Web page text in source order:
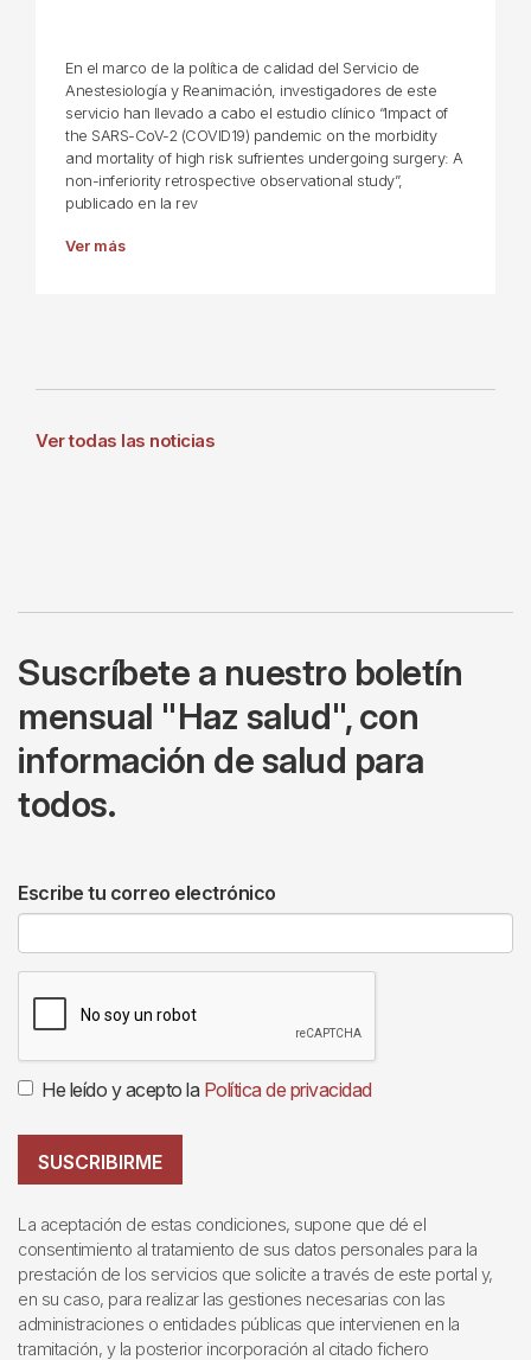
En el marco de la política de calidad del Servicio de
Anestesiología y Reanimación, investigadores de este
servicio han llevado a cabo el estudio clínico “Impact of
the SARS-CoV-2 (COVID19) pandemic on the morbidity
and mortality of high risk sufrientes undergoing surgery: A
non-inferiority retrospective observational study”,
publicado en la rev
Ver más
Ver todas las noticias
Suscríbete a nuestro boletín
mensual "Haz salud", con
información de salud para
todos.
Escribe tu correo electrónico
He leído y acepto la Política de privacidad
SUSCRIBIRME
La aceptación de estas condiciones, supone que dé el
consentimiento al tratamiento de sus datos personales para la
prestación de los servicios que solicite a través de este portal y,
en su caso, para realizar las gestiones necesarias con las
administraciones o entidades públicas que intervienen en la
tramitación, y la posterior incorporación al citado fichero